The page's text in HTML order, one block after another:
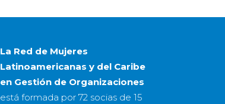
año
La Red de Mujeres
Latinoamericanas y del Caribe
en Gestión de Organizaciones
está formada por 72 sociasde 15